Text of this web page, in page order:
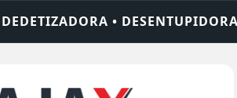
• LIMPEZA DE FOSSA •